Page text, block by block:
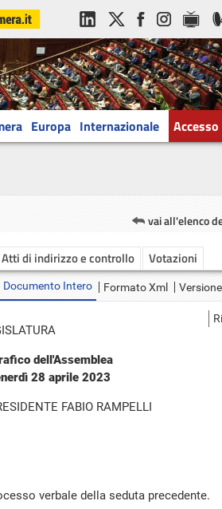
Europa Internazionale
vai all'elenco
Atti di indirizzo e controllo Votazioni
Documento Intero Formato Xml
dell'Assemblea
28 aprile 2023
FABIO RAMPELLI
verbale della seduta precedente.